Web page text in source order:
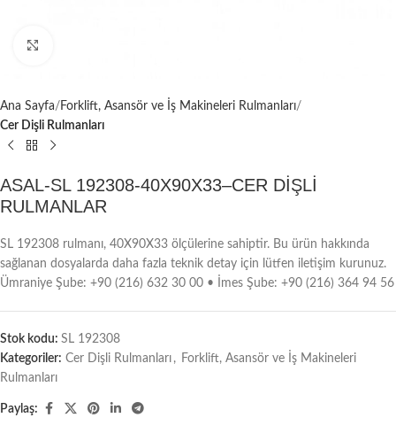
Ana Sayfa
Forklift, Asansör ve İş Makineleri Rulmanları
Cer Dişli Rulmanları
ASAL-SL 192308-40X90X33–CER DİŞLİ
RULMANLAR
SL 192308 rulmanı, 40X90X33 ölçülerine sahiptir. Bu ürün hakkında
sağlanan dosyalarda daha fazla teknik detay için lütfen iletişim kurunuz.
Ümraniye Şube: +90 (216) 632 30 00 • İmes Şube: +90 (216) 364 94 56
Stok kodu: SL 192308
Kategoriler: Cer Dişli Rulmanları , Forklift, Asansör ve İş Makineleri
Rulmanları
Paylaş: